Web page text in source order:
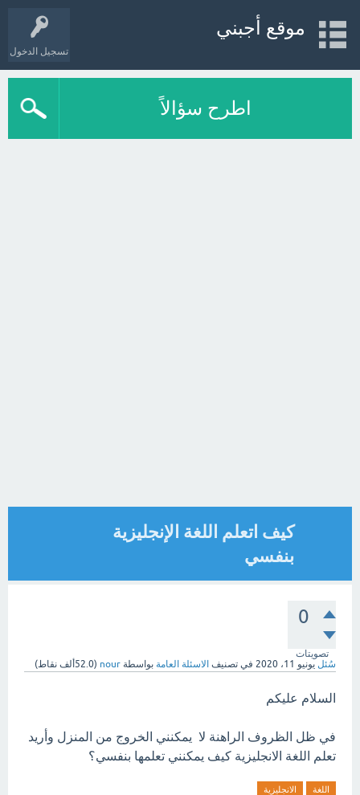
تسجيل الدخول
موقع أجبني
اطرح سؤالاً
كيف اتعلم اللغة الإنجليزية
بنفسي
0
تصويتات
سُئل يونيو 11، 2020 في تصنيف الاسئلة العامة بواسطة nour
(52.0ألف نقاط)
السلام عليكم
في ظل الظروف الراهنة لا يمكنني الخروج من المنزل وأريد
تعلم اللغة الانجليزية كيف يمكنني تعلمها بنفسي؟
اللغة الانجليزية